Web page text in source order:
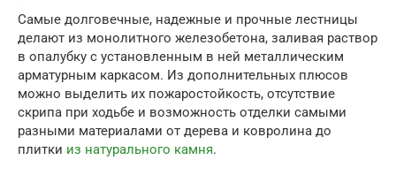
Самые долговечные, надежные и прочные лестницы
делают из монолитного железобетона, заливая раствор
в опалубку с установленным в ней металлическим
арматурным каркасом. Из дополнительных плюсов
можно выделить их пожаростойкость, отсутствие
скрипа при ходьбе и возможность отделки самыми
разными материалами от дерева и ковролина до
плитки из натурального камня.